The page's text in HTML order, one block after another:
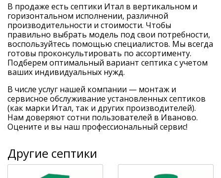
В продаже есть септики Итал в вертикальном и
горизонтальном исполнении, различной
производительности и стоимости. Чтобы
правильно выбрать модель под свои потребности,
воспользуйтесь помощью специалистов. Мы всегда
готовы проконсультировать по ассортименту.
Подберем оптимальный вариант септика с учетом
ваших индивидуальных нужд.
В числе услуг нашей компании — монтаж и
сервисное обслуживание установленных септиков
(как марки Итал, так и других производителей).
Нам доверяют сотни пользователей в Иваново.
Оцените и вы наш профессиональный сервис!
Другие септики